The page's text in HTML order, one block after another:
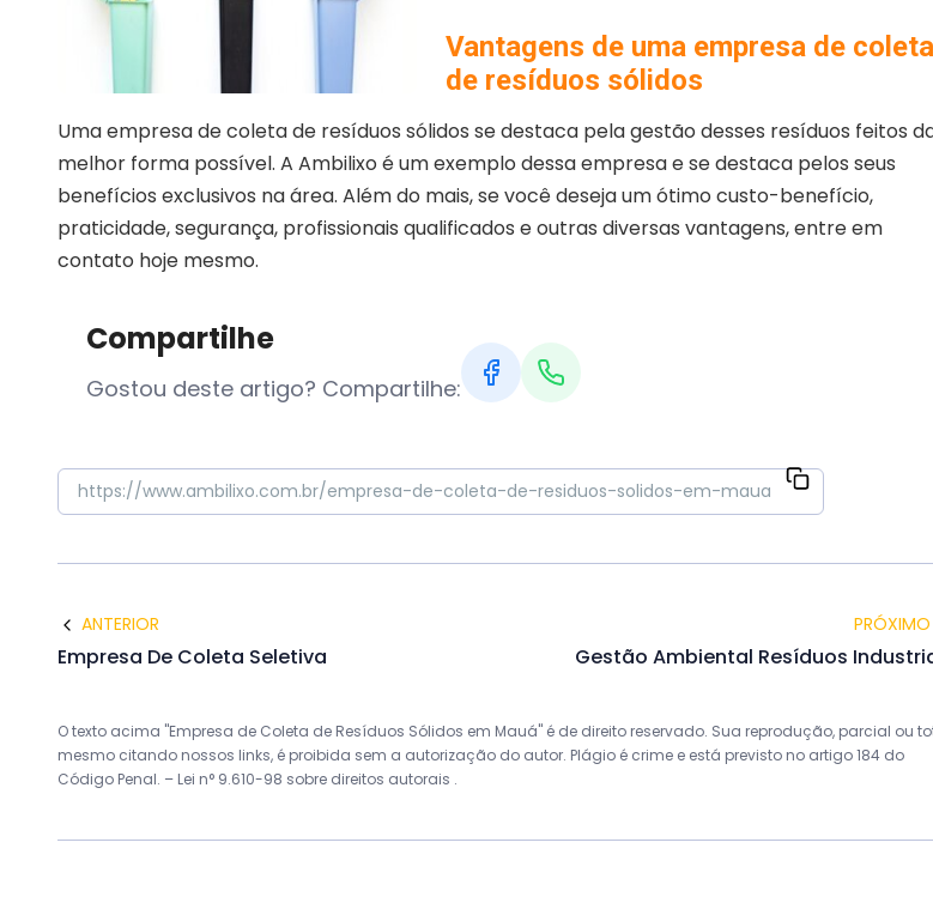
Vantagens de uma empresa de coleta
de resíduos sólidos
Uma empresa de coleta de resíduos sólidos se destaca pela gestão desses resíduos feitos
melhor forma possível. A Ambilixo é um exemplo dessa empresa e se destaca pelos seus
benefícios exclusivos na área. Além do mais, se você deseja um ótimo custo-benefício,
praticidade, segurança, profissionais qualificados e outras diversas vantagens, entre em
contato hoje mesmo.
Compartilhe
Gostou deste artigo? Compartilhe:
ANTERIOR
Empresa De Coleta Seletiva
PRÓXIMO
Gestão Ambiental Resíduos
O texto acima "Empresa de Coleta de Resíduos Sólidos em Mauá" é de direito reservado. Sua reprodução, parcial ou
mesmo citando nossos links, é proibida sem a autorização do autor. Plágio é crime e está previsto no artigo 184 do
Código Penal. – Lei n° 9.610-98 sobre direitos autorais .